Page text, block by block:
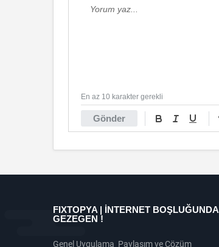
Gönder
En az 10 karakter gerekli
FIXTOPYA | İNTERNET BOŞLUĞUNDA
GEZEGEN !
Genel Uygulama Paylaşım ve Çözüm